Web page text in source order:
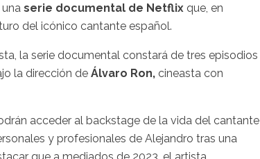
serie documental de Netflix que, en
del icónico cantante español.
la serie documental constará de tres episodios
la dirección de Álvaro Ron, cineasta con
acceder al backstage de la vida del cantante
y profesionales de Alejandro tras una